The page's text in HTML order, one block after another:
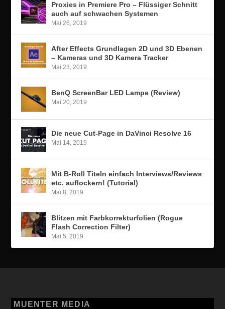
Proxies in Premiere Pro – Flüssiger Schnitt
auch auf schwachen Systemen
Mai 26, 2019
After Effects Grundlagen 2D und 3D Ebenen
– Kameras und 3D Kamera Tracker
Mai 23, 2019
BenQ ScreenBar LED Lampe (Review)
Mai 20, 2019
Die neue Cut-Page in DaVinci Resolve 16
Mai 14, 2019
Mit B-Roll Titeln einfach Interviews/Reviews
etc. auflockern! (Tutorial)
Mai 8, 2019
Blitzen mit Farbkorrekturfolien (Rogue
Flash Correction Filter)
Mai 5, 2019
MUENTER MEDIA